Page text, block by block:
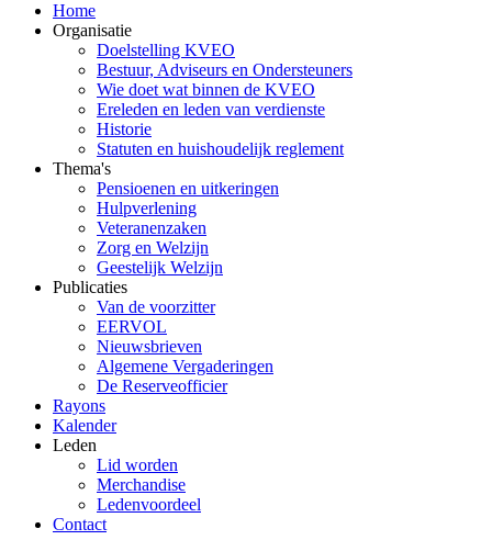
Home
Organisatie
Doelstelling KVEO
Bestuur, Adviseurs en Ondersteuners
Wie doet wat binnen de KVEO
Ereleden en leden van verdienste
Historie
Statuten en huishoudelijk reglement
Thema's
Pensioenen en uitkeringen
Hulpverlening
Veteranenzaken
Zorg en Welzijn
Geestelijk Welzijn
Publicaties
Van de voorzitter
EERVOL
Nieuwsbrieven
Algemene Vergaderingen
De Reserveofficier
Rayons
Kalender
Leden
Lid worden
Merchandise
Ledenvoordeel
Contact